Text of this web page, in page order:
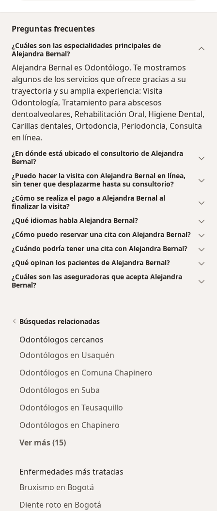
Preguntas frecuentes
¿Cuáles son las especialidades principales de
Alejandra Bernal?
Alejandra Bernal es Odontólogo. Te mostramos
algunos de los servicios que ofrece gracias a su
trayectoria y su amplia experiencia: Visita
Odontología, Tratamiento para abscesos
dentoalveolares, Rehabilitación Oral, Higiene Dental,
Carillas dentales, Ortodoncia, Periodoncia, Consulta
en línea.
¿En dónde está ubicado el consultorio de Alejandra
Bernal?
¿Puedo hacer la visita con Alejandra Bernal en línea,
sin tener que desplazarme hasta su consultorio?
¿Cómo se realiza el pago a Alejandra Bernal al
finalizar la visita?
¿Qué idiomas habla Alejandra Bernal?
¿Cómo puedo reservar una cita con Alejandra Bernal?
¿Cuándo podría tener una cita con Alejandra Bernal?
¿Qué opinan los pacientes de Alejandra Bernal?
¿Cuáles son las aseguradoras que acepta Alejandra
Bernal?
Búsquedas relacionadas
Odontólogos cercanos
Odontólogos en Usaquén
Odontólogos en Comuna Chapinero
Odontólogos en Suba
Odontólogos en Teusaquillo
Odontólogos en Chapinero
Ver más (15)
Enfermedades más tratadas
Bruxismo en Bogotá
Diente roto en Bogotá